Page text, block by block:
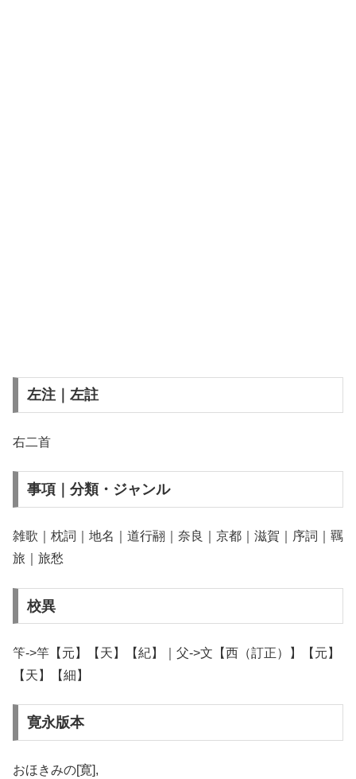
左注｜左註
右二首
事項｜分類・ジャンル
雑歌｜枕詞｜地名｜道行翮｜奈良｜京都｜滋賀｜序詞｜羈
旅｜旅愁
校異
笇->竿【元】【天】【紀】｜父->文【西（訂正）】【元】
【天】【細】
寛永版本
おほきみの[寛],